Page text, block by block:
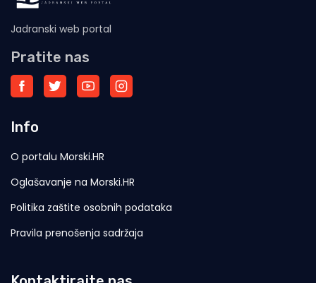
Jadranski web portal
Pratite nas
Info
O portalu Morski.HR
Oglašavanje na Morski.HR
Politika zaštite osobnih podataka
Pravila prenošenja sadržaja